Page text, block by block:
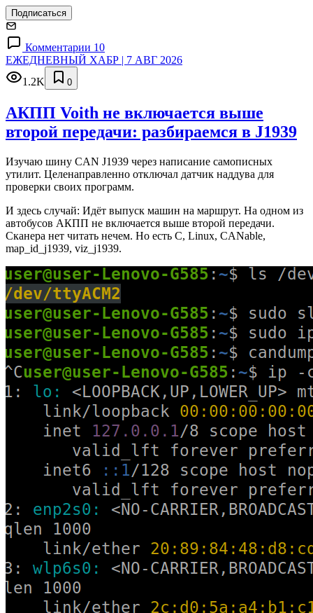
Подписаться
Комментарии 10
ЕЖЕДНЕВНЫЙ ХАБР | 7 АВГ 2026
1.2K
0
АКПП Voith не включается выше
второй передачи: разбираемся в J1939
Изучаю шину CAN J1939 через написание самописных
утилит. Целенаправленно отключал датчик наддува для
проверки своих программ.
И здесь случай: Идёт выпуск машин на маршрут. На одном из
автобусов АКПП не включается выше второй передачи.
Сканера нет читать нечем. Но есть C, Linux, CANable,
map_id_j1939, viz_j1939.